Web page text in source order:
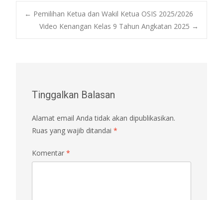
Post
← Pemilihan Ketua dan Wakil Ketua OSIS 2025/2026
Video Kenangan Kelas 9 Tahun Angkatan 2025 →
Tinggalkan Balasan
Alamat email Anda tidak akan dipublikasikan.
Ruas yang wajib ditandai *
Komentar *